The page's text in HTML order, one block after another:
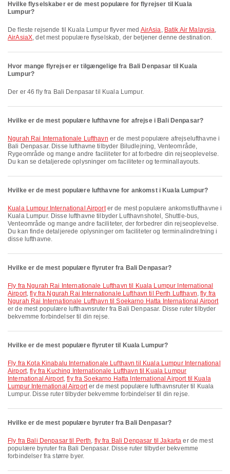
Hvilke flyselskaber er de mest populære for flyrejser til Kuala
Lumpur?
De fleste rejsende til Kuala Lumpur flyver med AirAsia, Batik Air Malaysia,
AirAsiaX, det mest populære flyselskab, der betjener denne destination.
Hvor mange flyrejser er tilgængelige fra Bali Denpasar til Kuala
Lumpur?
Der er 46 fly fra Bali Denpasar til Kuala Lumpur.
Hvilke er de mest populære lufthavne for afrejse i Bali Denpasar?
Ngurah Rai Internationale Lufthavn er de mest populære afrejselufthavne i
Bali Denpasar. Disse lufthavne tilbyder Biludlejning, Venteområde,
Rygeområde og mange andre faciliteter for at forbedre din rejseoplevelse.
Du kan se detaljerede oplysninger om faciliteter og terminallayouts.
Hvilke er de mest populære lufthavne for ankomst i Kuala Lumpur?
Kuala Lumpur International Airporter de mest populære ankomstlufthavne i
Kuala Lumpur. Disse lufthavne tilbyder Lufthavnshotel, Shuttle-bus,
Venteområde og mange andre faciliteter, der forbedrer din rejseoplevelse.
Du kan finde detaljerede oplysninger om faciliteter og terminalindretning i
disse lufthavne.
Hvilke er de mest populære flyruter fra Bali Denpasar?
fly fra Ngurah Rai Internationale Lufthavn til Kuala Lumpur International
Airport,fly fra Ngurah Rai Internationale Lufthavn til Perth Lufthavn,fly fra
Ngurah Rai Internationale Lufthavn til Soekarno Hatta International Airport
er de mest populære lufthavnsruter fra Bali Denpasar. Disse ruter tilbyder
bekvemme forbindelser til din rejse.
Hvilke er de mest populære flyruter til Kuala Lumpur?
fly fra Kota Kinabalu Internationale Lufthavn til Kuala Lumpur International
Airport,fly fra Kuching Internationale Lufthavn til Kuala Lumpur
International Airport,fly fra Soekarno Hatta International Airport til Kuala
Lumpur International Airporter de mest populære lufthavnsruter til Kuala
Lumpur. Disse ruter tilbyder bekvemme forbindelser til din rejse.
Hvilke er de mest populære byruter fra Bali Denpasar?
fly fra Bali Denpasar til Perth, fly fra Bali Denpasar til Jakarta er de mest
populære byruter fra Bali Denpasar. Disse ruter tilbyder bekvemme
forbindelser fra større byer.